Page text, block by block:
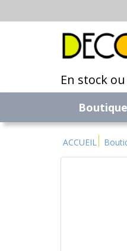
En stock
ACCUEIL